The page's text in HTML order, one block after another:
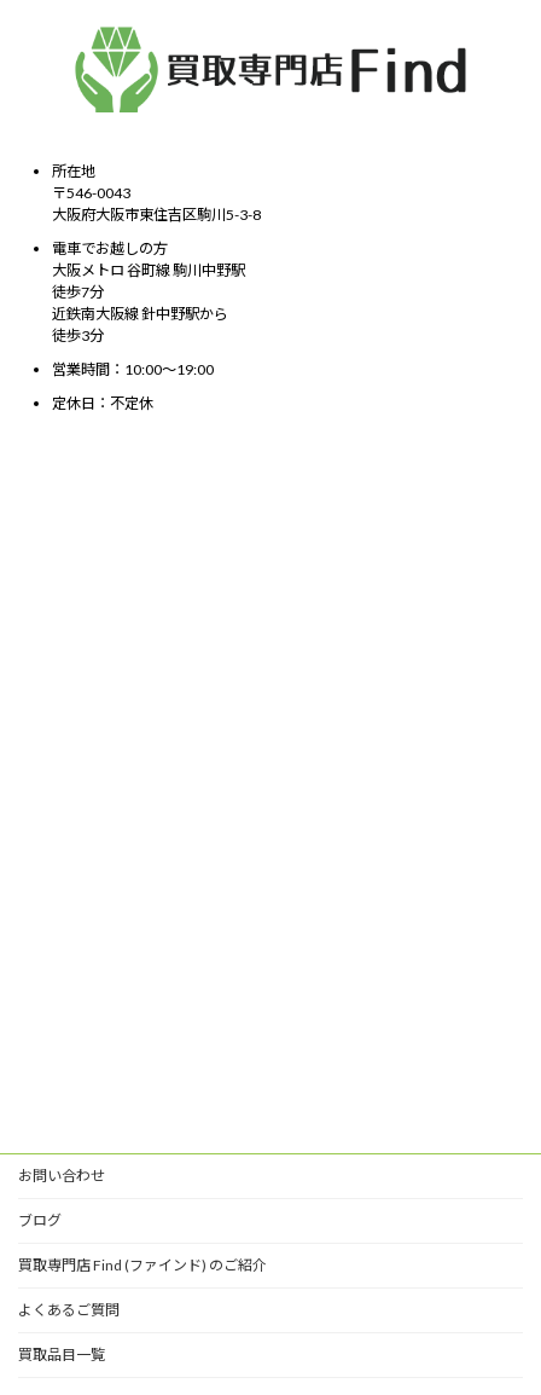
所在地
〒546-0043
大阪府大阪市東住吉区駒川5-3-8
電車でお越しの方
大阪メトロ 谷町線 駒川中野駅
徒歩7分
近鉄南大阪線 針中野駅から
徒歩3分
営業時間：10:00～19:00
定休日：不定休
お問い合わせ
ブログ
買取専門店 Find (ファインド) のご紹介
よくあるご質問
買取品目一覧